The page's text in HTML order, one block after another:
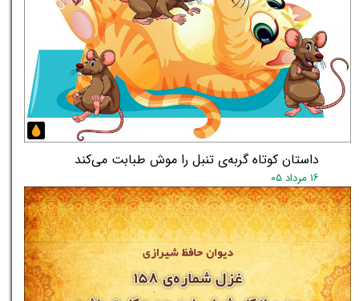
داستان کوتاه گربه‌ی تنبل را موش طبابت می‌کند
۱۶ مرداد ۰۵